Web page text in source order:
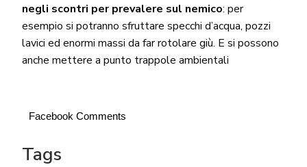
negli scontri per prevalere sul nemico: per
esempio si potranno sfruttare specchi d’acqua, pozzi
lavici ed enormi massi da far rotolare giù. E si possono
anche mettere a punto trappole ambientali
Facebook Comments
Tags